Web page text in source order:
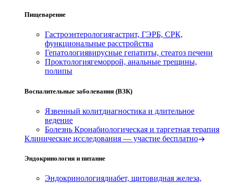
Пищеварение
Гастроэнтерологиягастрит, ГЭРБ, СРК,
функциональные расстройства
Гепатологиявирусные гепатиты, стеатоз печени
Проктологиягеморрой, анальные трещины,
полипы
Воспалительные заболевания (ВЗК)
Язвенный колитдиагностика и длительное
ведение
Болезнь Кронабиологическая и таргетная терапия
Клинические исследования — участие бесплатно
Эндокринология и питание
Эндокринологиядиабет, щитовидная железа,